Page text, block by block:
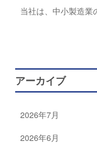
当社は、中小製造業
アーカイブ
2026年7月
2026年6月